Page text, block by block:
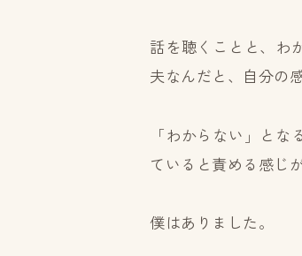
話を聴くことと、わ
夫なんだと、自分の
「わからない」と
ていると責める感じ
僕はありました。